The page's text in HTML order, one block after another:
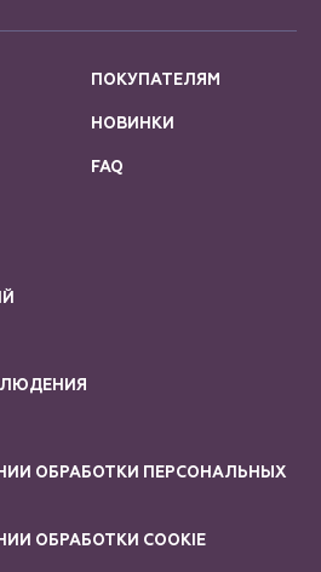
ПОКУПАТЕЛЯМ
НОВИНКИ
FAQ
ОБРАБОТКИ ПЕРСОНАЛЬНЫХ
ОБРАБОТКИ COOKIE